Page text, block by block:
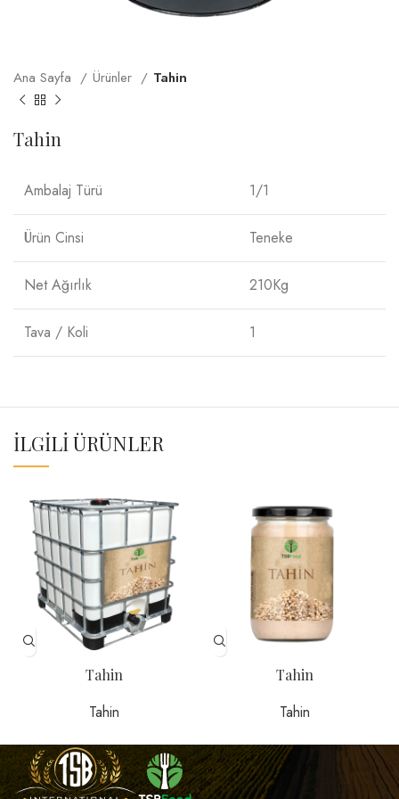
Ana Sayfa Ürünler Tahin
Tahin
Ambalaj Türü 1/1
Ürün Cinsi Teneke
Net Ağırlık 210Kg
Tava / Koli 1
İLGILI ÜRÜNLER
Tahin
Tahin
Tahin
Tahin